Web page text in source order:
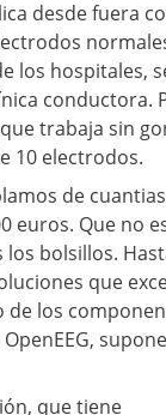
desde fuera
los hospitales,
conductora.
trabaja sin
10 electrodos.
de
euros. Que no
los bolsillos.
que
de los
que tiene